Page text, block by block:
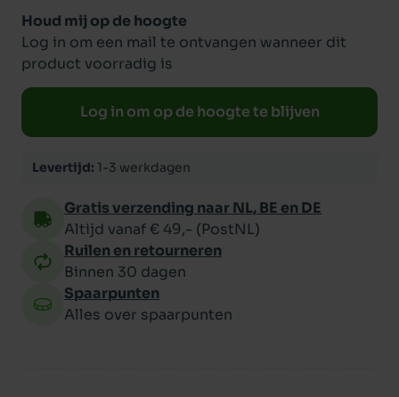
Houd mij op de hoogte
Log in om een mail te ontvangen wanneer dit
product voorradig is
Log in om op de hoogte te blijven
Levertijd: 1-3 werkdagen
Gratis verzending naar NL, BE en DE
Altijd vanaf € 49,- (PostNL)
Ruilen en retourneren
Binnen 30 dagen
Spaarpunten
Alles over spaarpunten